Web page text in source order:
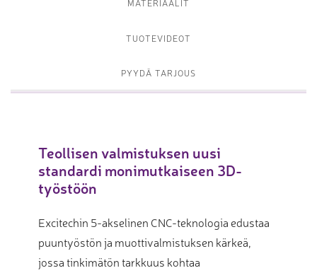
MATERIAALIT
TUOTEVIDEOT
PYYDÄ TARJOUS
Teollisen valmistuksen uusi
standardi monimutkaiseen 3D-
työstöön
Excitechin 5-akselinen CNC-teknologia edustaa
puuntyöstön ja muottivalmistuksen kärkeä,
jossa tinkimätön tarkkuus kohtaa